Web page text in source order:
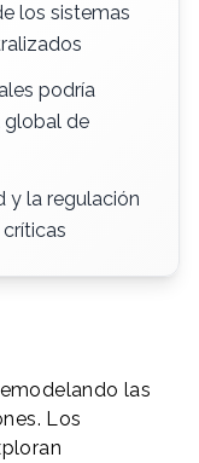
los sistemas
podría
global de
y la regulación
las
Los